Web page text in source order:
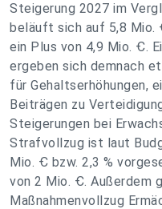
Steigerung 2027 im
beläuft sich auf 5,8 Mio.
ein Plus von 4,9 Mio. Ꞓ.
ergeben sich demnach
für Gehaltserhöhungen,
Beiträgen zu
Steigerungen bei
Strafvollzug ist laut
Mio. Ꞓ bzw. 2,3 %
von 2 Mio. Ꞓ. Außerdem
Maßnahmenvollzug